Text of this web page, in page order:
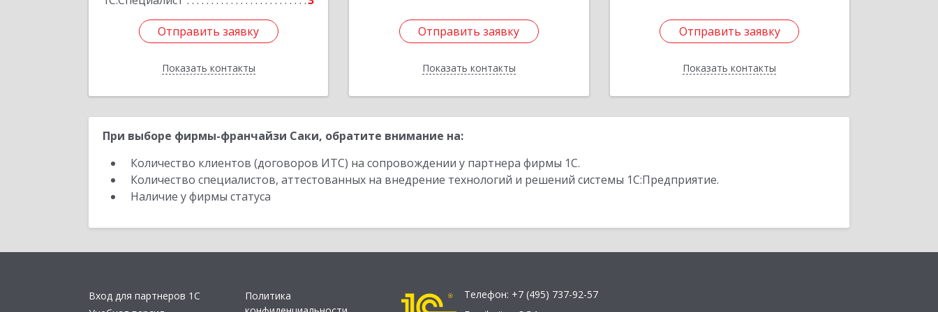
Отправить заявку
Показать контакты
Отправить заявку
Назад
Отправить заявку
Показать контакты
Отправить заявку
Назад
Отправить заявку
Показать контакты
Отправить заявку
Назад
При выборе фирмы-франчайзи Саки, обратите внимание на:
Количество клиентов (договоров ИТС) на сопровождении у партнера фирмы 1С.
Количество специалистов, аттестованных на внедрение технологий и решений системы 1С:Предприятие.
Наличие у фирмы статуса
Вход для партнеров 1С
Политика
Телефон: +7 (495) 737-92-57